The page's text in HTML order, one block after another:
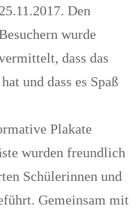
25.11.2017. Den
wurde
dass das
und dass es Spaß
Plakate
wurden freundlich
Schülerinnen und
Gemeinsam mit